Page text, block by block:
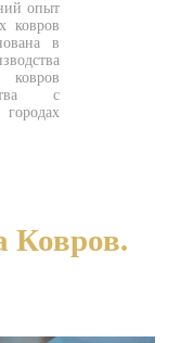
опыт
ковров
в
с
Ковров.